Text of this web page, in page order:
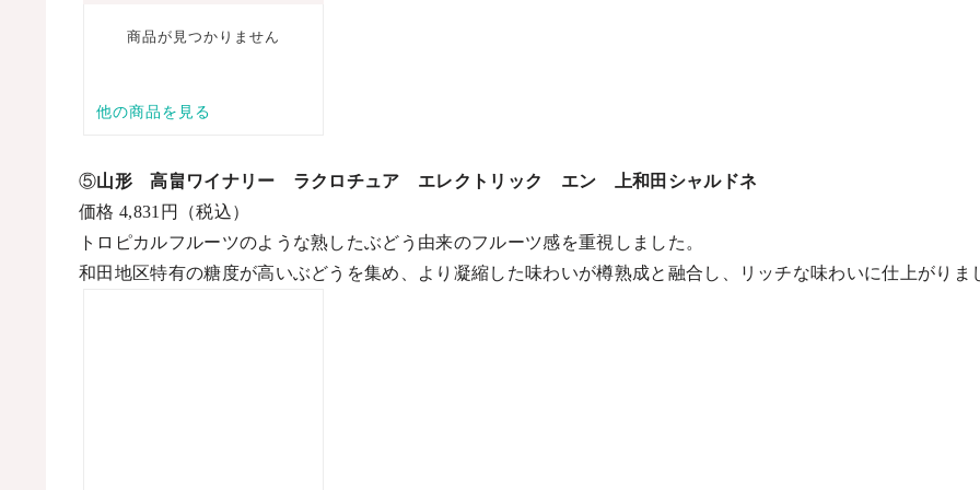
⑤山形 高畠ワイナリー ラクロチュア エレクトリック エン 上和田シャルドネ
価格 4,831 円（税込）
トロピカルフルーツのような熟したぶどう由来のフルーツ感を重視しました。
和田地区特有の糖度が高いぶどうを集め、より凝縮した味わいが樽熟成と融合し、リッチな味わいに仕上がりま